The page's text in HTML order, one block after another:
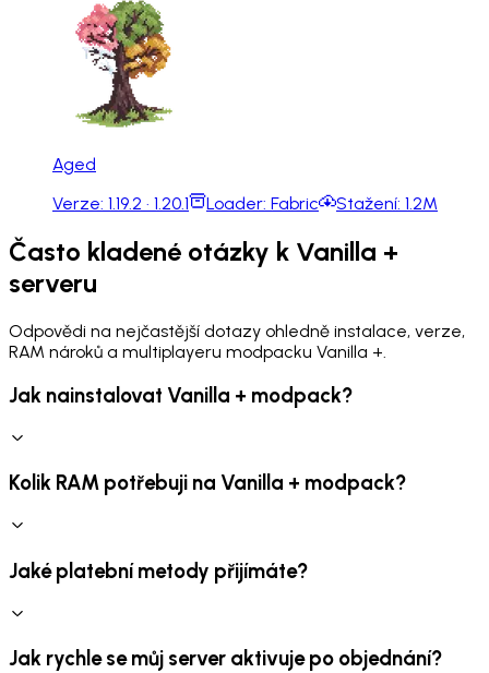
Aged
Verze: 1.19.2 · 1.20.1 Loader: Fabric Stažení: 1.2M
Často kladené otázky k Vanilla +
serveru
Odpovědi na nejčastější dotazy ohledně instalace, verze,
RAM nároků a multiplayeru modpacku Vanilla +.
Jak nainstalovat Vanilla + modpack?
Kolik RAM potřebuji na Vanilla + modpack?
Jaké platební metody přijímáte?
Jak rychle se můj server aktivuje po objednání?